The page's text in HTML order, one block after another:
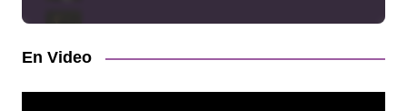
En Video